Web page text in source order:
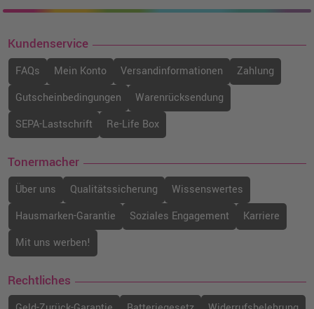
Kundenservice
FAQs Mein Konto Versandinformationen
Zahlung
Gutscheinbedingungen
Warenrücksendung
SEPA-Lastschrift
Re-Life Box
Tonermacher
Über uns Qualitätssicherung
Wissenswertes
Hausmarken-Garantie
Soziales Engagement
Karriere
Mit uns werben!
Rechtliches